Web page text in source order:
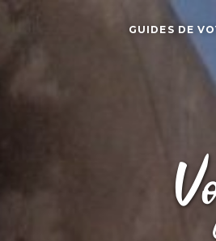
GUIDES DE